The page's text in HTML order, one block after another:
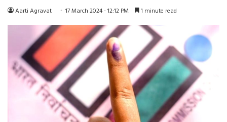
Aarti Agravat 17 March 2024 - 12:12 PM 1 minute read